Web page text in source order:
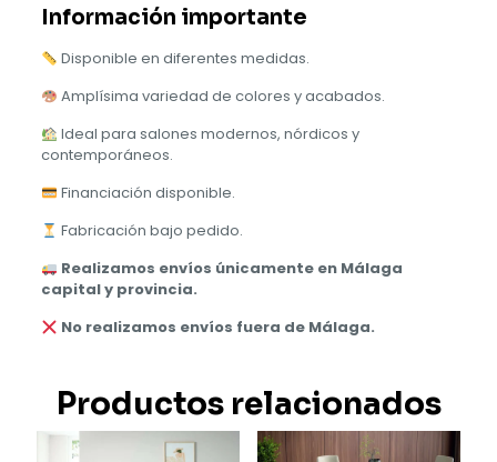
Información importante
Disponible en diferentes medidas.
Amplísima variedad de colores y acabados.
Ideal para salones modernos, nórdicos y
contemporáneos.
Financiación disponible.
Fabricación bajo pedido.
Realizamos envíos únicamente en Málaga
capital y provincia.
No realizamos envíos fuera de Málaga.
Productos relacionados